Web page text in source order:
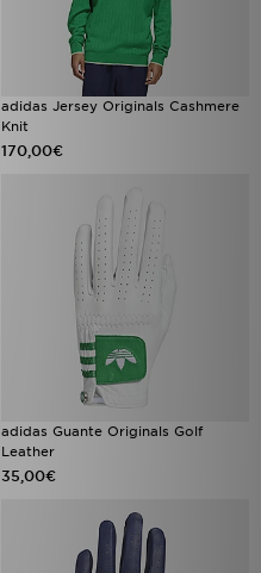
adidas Jersey Originals Cashmere
Knit
170,00€
adidas Guante Originals Golf
Leather
35,00€